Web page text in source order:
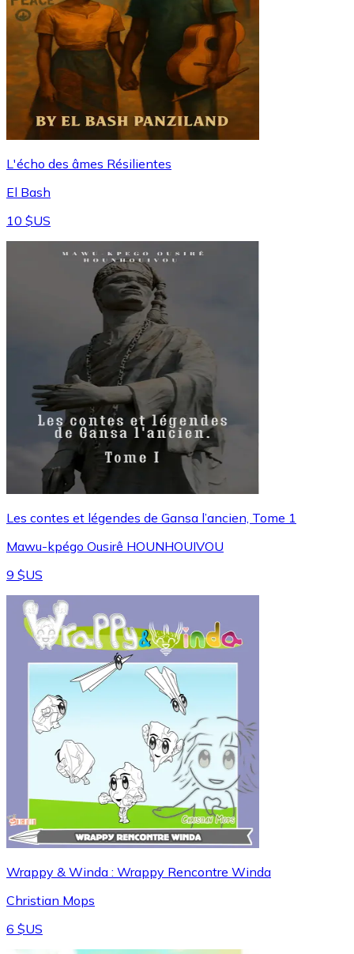
L'écho des âmes Résilientes
El Bash
10 $US
Les contes et légendes de Gansa l’ancien, Tome 1
Mawu-kpégo Ousirê HOUNHOUIVOU
9 $US
Wrappy & Winda : Wrappy Rencontre Winda
Christian Mops
6 $US